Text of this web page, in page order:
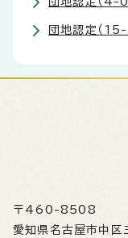
団地認定（
〒460-8508
愛知県名古屋市中